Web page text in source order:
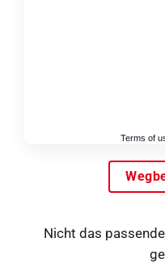
Terms of
Nicht das